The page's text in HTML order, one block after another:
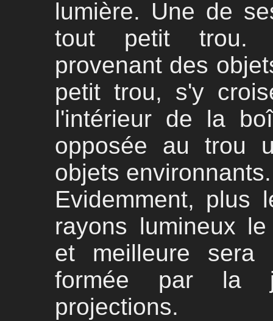
lumière. Une de
tout petit trou.
provenant des
petit trou, s'y
l'intérieur de la
opposée au trou
objets environnants.
Evidemment, plus
rayons lumineux
et meilleure sera
formée par la
projections.